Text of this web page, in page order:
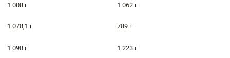
1 008 г 1 062 г
1 078,1 г 789 г
1 098 г 1 223 г